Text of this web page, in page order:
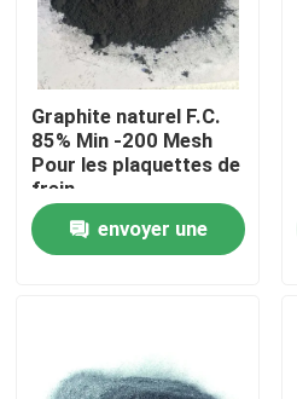
Maison
Produits
Graphite naturel F.C.
85% Min -200 Mesh
Pour les plaquettes de
frein
envoyer une